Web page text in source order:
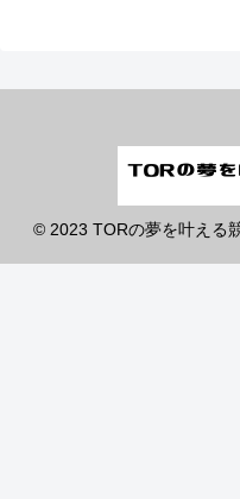
© 2023 TORの夢を叶える